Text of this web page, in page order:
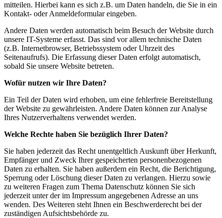
mitteilen. Hierbei kann es sich z.B. um Daten handeln, die Sie in ein
Kontakt- oder Anmeldeformular eingeben.
Andere Daten werden automatisch beim Besuch der Website durch
unsere IT-Systeme erfasst. Das sind vor allem technische Daten
(z.B. Internetbrowser, Betriebssystem oder Uhrzeit des
Seitenaufrufs). Die Erfassung dieser Daten erfolgt automatisch,
sobald Sie unsere Website betreten.
Wofür nutzen wir Ihre Daten?
Ein Teil der Daten wird erhoben, um eine fehlerfreie Bereitstellung
der Website zu gewährleisten. Andere Daten können zur Analyse
Ihres Nutzerverhaltens verwendet werden.
Welche Rechte haben Sie bezüglich Ihrer Daten?
Sie haben jederzeit das Recht unentgeltlich Auskunft über Herkunft,
Empfänger und Zweck Ihrer gespeicherten personenbezogenen
Daten zu erhalten. Sie haben außerdem ein Recht, die Berichtigung,
Sperrung oder Löschung dieser Daten zu verlangen. Hierzu sowie
zu weiteren Fragen zum Thema Datenschutz können Sie sich
jederzeit unter der im Impressum angegebenen Adresse an uns
wenden. Des Weiteren steht Ihnen ein Beschwerderecht bei der
zuständigen Aufsichtsbehörde zu.